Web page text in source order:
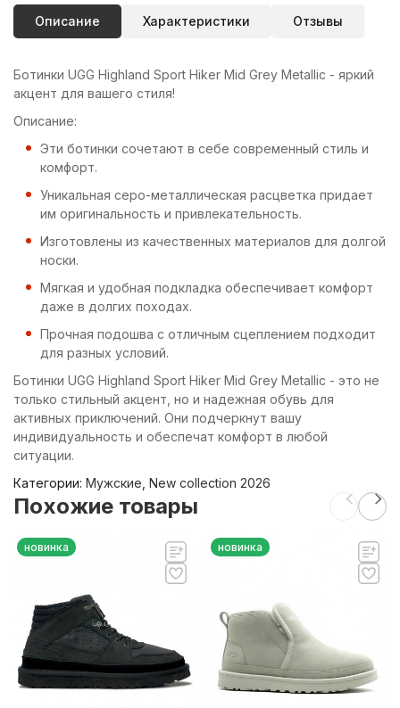
Описание Характеристики Отзывы
Ботинки UGG Highland Sport Hiker Mid Grey Metallic - яркий
акцент для вашего стиля!
Описание:
Эти ботинки сочетают в себе современный стиль и
комфорт.
Уникальная серо-металлическая расцветка придает
им оригинальность и привлекательность.
Изготовлены из качественных материалов для долгой
носки.
Мягкая и удобная подкладка обеспечивает комфорт
даже в долгих походах.
Прочная подошва с отличным сцеплением подходит
для разных условий.
Ботинки UGG Highland Sport Hiker Mid Grey Metallic - это не
только стильный акцент, но и надежная обувь для
активных приключений. Они подчеркнут вашу
индивидуальность и обеспечат комфорт в любой
ситуации.
Категории: Мужские New collection 2026
Похожие товары
новинка новинка